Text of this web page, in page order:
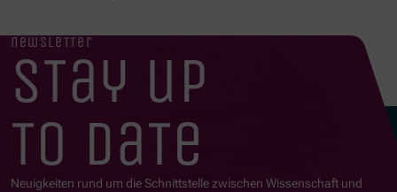
newsletter
stay up
to date
Neuigkeiten rund um die Schnittstelle zwischen Wissenschaft und